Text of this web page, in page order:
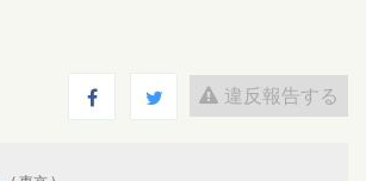
違反報告する